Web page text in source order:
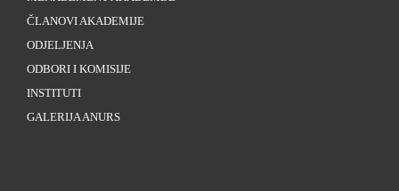
ČLANOVI AKADEMIJE
ODJELJENJA
ODBORI I KOMISIJE
INSTITUTI
GALERIJA ANURS